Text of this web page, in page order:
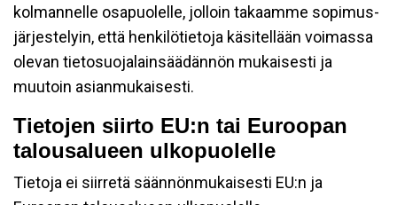
kolmannelle osapuolelle, jolloin takaamme sopimus-
järjestelyin, että henkilötietoja käsitellään voimassa
olevan tietosuojalainsäädännön mukaisesti ja
muutoin asianmukaisesti.
Tietojen siirto EU:n tai Euroopan
talousalueen ulkopuolelle
Tietoja ei siirretä säännönmukaisesti EU:n ja